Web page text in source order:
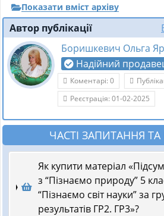
Показати вміст архіву
Автор публікації
Боришкевич Ольга
Надійний
Коментарі: 0
Реєстрація: 01-02-2025
ЧАСТІ ЗАПИТАННЯ ТА
Як купити матеріал
з “Пізнаємо природу” 5
“Пізнаємо світ науки” за
результатів ГР2. ГР3»?